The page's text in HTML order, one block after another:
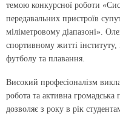
темою конкурсної роботи
передавальних пристроїв
міліметровому діапазоні».
спортивному житті інституту,
футболу та плавання.
Високий професіоналізм
робота та активна громадська
дозволяє з року в рік